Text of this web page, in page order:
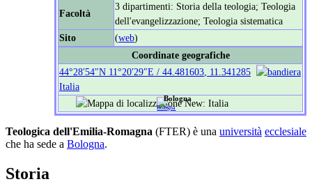
Facoltà
3 dipartimenti: Storia della teologia; Teologia
dell'evangelizzazione; Teologia sistematica
Sito
(web)
Coordinate geografiche
44°28′54″N 11°20′29″E / 44.481603, 11.341285
Italia
Bologna
Teologica dell'Emilia-Romagna (FTER) è una università ecclesiale
che ha sede a Bologna.
Storia